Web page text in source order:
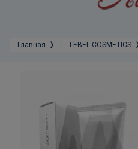
Главная LEBEL COSMETICS